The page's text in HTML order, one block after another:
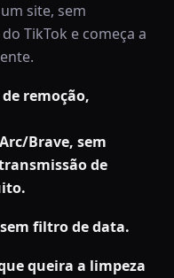
site, sem
TikTok e começa a
remoção,
Brave, sem
de
filtro de data.
queira a limpeza